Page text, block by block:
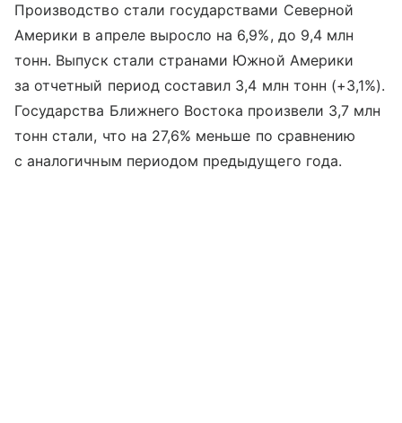
Производство стали государствами Северной
Америки в апреле выросло на 6,9%, до 9,4 млн
тонн. Выпуск стали странами Южной Америки
за отчетный период составил 3,4 млн тонн (+3,1%).
Государства Ближнего Востока произвели 3,7 млн
тонн стали, что на 27,6% меньше по сравнению
с аналогичным периодом предыдущего года.